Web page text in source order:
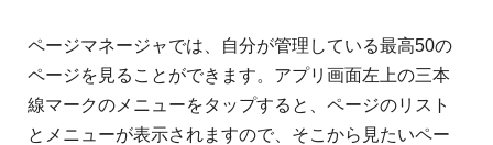
ページマネージャでは、自分が管理している最高50の
ページを見ることができます。アプリ画面左上の三本
線マークのメニューをタップすると、ページのリスト
とメニューが表示されますので、そこから見たいペー